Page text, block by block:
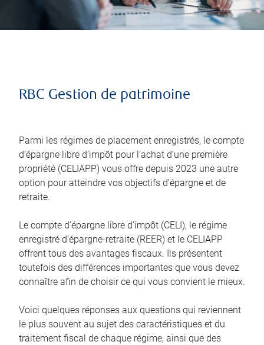
RBC Gestion de patrimoine
Parmi les régimes de placement enregistrés, le compte
d’épargne libre d’impôt pour l’achat d’une première
propriété (CELIAPP) vous offre depuis 2023 une autre
option pour atteindre vos objectifs d’épargne et de
retraite.
Le compte d’épargne libre d’impôt (CELI), le régime
enregistré d’épargne-retraite (REER) et le CELIAPP
offrent tous des avantages fiscaux. Ils présentent
toutefois des différences importantes que vous devez
connaître afin de choisir ce qui vous convient le mieux.
Voici quelques réponses aux questions qui reviennent
le plus souvent au sujet des caractéristiques et du
traitement fiscal de chaque régime, ainsi que des